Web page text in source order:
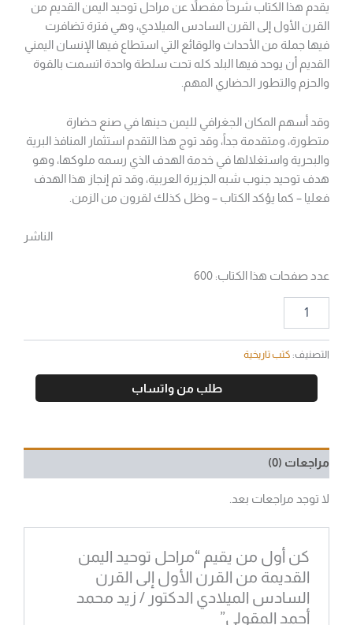
يقدم هذا الكتاب شرحاً مفصلاً عن مراحل توحيد اليمن القديم من
القرن الأول إلى القرن السادس الميلادي، وهي فترة تضافرت
فيها جملة من الأحداث والوقائع التي استطاع فيها الإنسان اليمني
القديم أن يوحد فيها البلد كله تحت سلطة واحدة اتسمت بالقوة
والحزم والتطور الحضاري المهم.
وقد أسهم المكان الجغرافي لليمن حينها في صنع حضارة
متطورة، ومتقدمة جداً، وقد توج هذا التقدم استثمار المنافذ البرية
والبحرية واستغلالها في خدمة الهدف الذي رسمه ملوكها، وهو
هدف توحيد جنوب شبه الجزيرة العربية، وقد تم إنجاز هذا الهدف
فعليا – كما يؤكد الكتاب – وظل كذلك لقرون من الزمن.
الناشر
عدد صفحات هذا الكتاب: 600
التصنيف: كتب تاريخية
طلب من واتساب
مراجعات (0)
لا توجد مراجعات بعد.
كن أول من يقيم “مراحل توحيد اليمن
القديمة من القرن الأول إلى القرن
السادس الميلادي الدكتور / زيد محمد
أحمد المقولي”